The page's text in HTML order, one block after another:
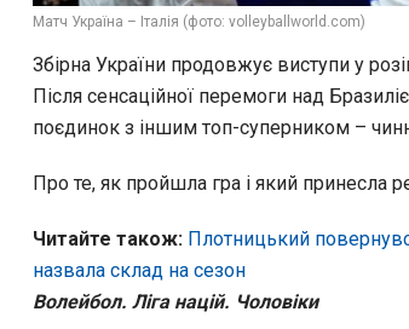
Матч Україна – Італія (фото: volleyballworld.com)
Збірна України продовжує виступи у
Після сенсаційної перемоги над
поєдинок з іншим топ-суперником –
Про те, як пройшла гра і який принесла
Читайте також: Плотницький
назвала склад на сезон
Волейбол. Ліга націй. Чоловіки